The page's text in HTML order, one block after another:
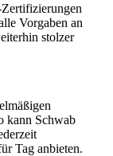
Vorgaben an
stolzer
kann Schwab
Tag anbieten.